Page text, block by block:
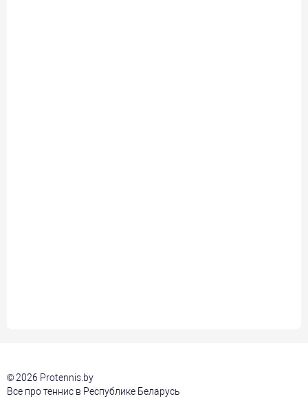
© 2026 Protennis.by
Все про теннис в Республике Беларусь